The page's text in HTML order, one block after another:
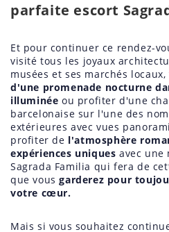
parfaite escort
Et pour continuer ce rendez-
visité tous les joyaux
musées et ses marchés
d'une promenade nocturne
illuminée ou profiter d'une
barcelonaise sur l'une des
extérieures avec vues
profiter de l'atmosphère
expériences uniques avec une
Sagrada Familia qui fera de
que vousgarderez pour
votre cœur.
Mais si vous souhaitez